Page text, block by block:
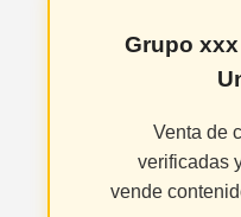
Grupo xxx
Venta de
verificadas
vende